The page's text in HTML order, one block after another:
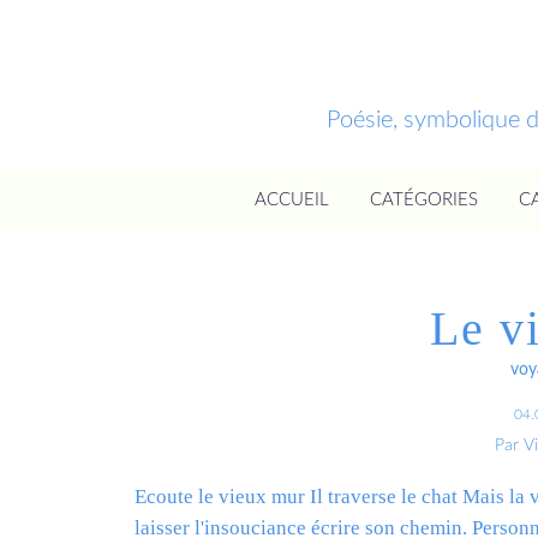
Poésie, symbolique
ACCUEIL CATÉGORIES
Le
Par
Ecoute le vieux mur Il traverse le chat Mais la
laisser l'insouciance écrire son chemin.